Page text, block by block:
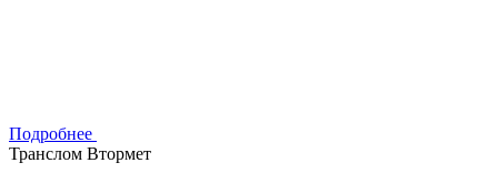
Подробнее
Транслом Втормет